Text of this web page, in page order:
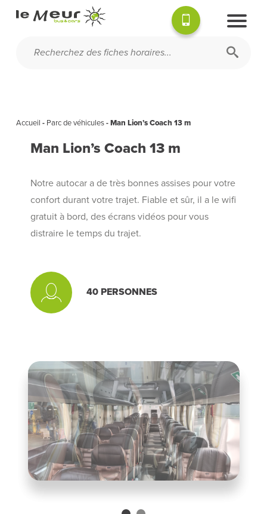
Accueil - Parc de véhicules-Man Lion’s Coach 13 m
Man Lion’s Coach 13 m
Notre autocar a de très bonnes assises pour votre
confort durant votre trajet. Fiable et sûr, il a le wifi
gratuit à bord, des écrans vidéos pour vous
distraire le temps du trajet.
40 PERSONNES